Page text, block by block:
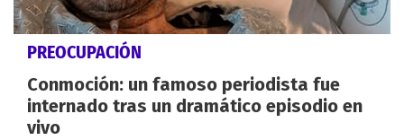
PREOCUPACIÓN
Conmoción: un famoso periodista fue
internado tras un dramático episodio en
vivo